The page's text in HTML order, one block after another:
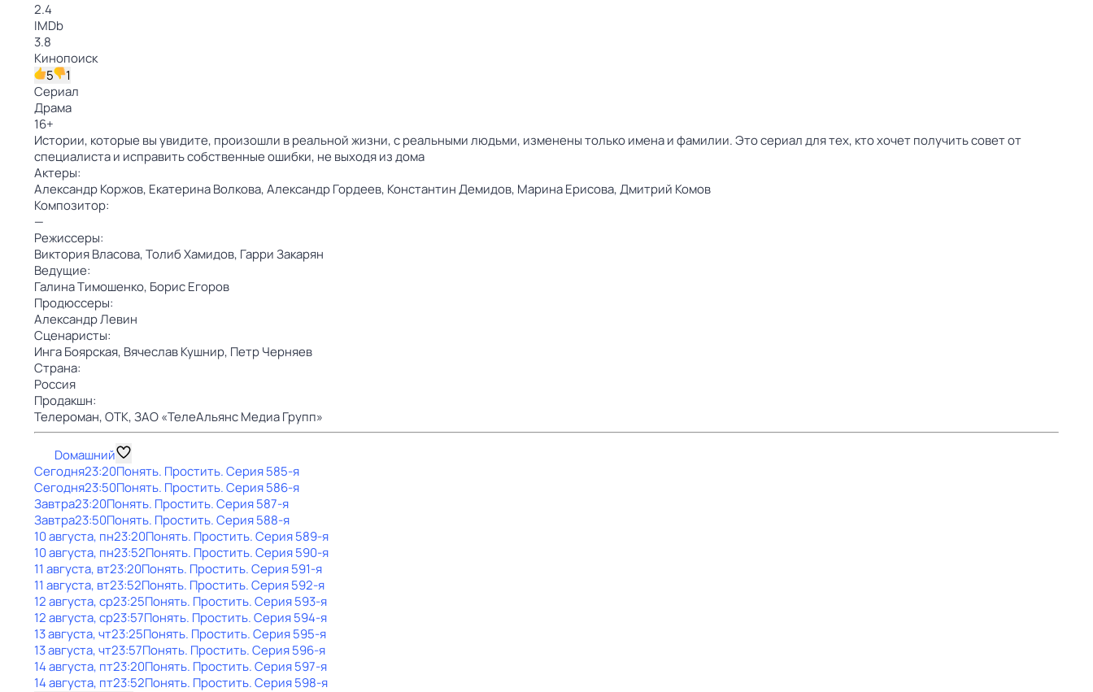
2.4
IMDb
3.8
Кинопоиск
5
1
Сериал
Драма
16+
Истории, которые вы увидите, произошли в реальной жизни, с реальными людьми, изменены только имена и фамилии. Это сериал для тех, кто хочет получить совет от
специалиста и исправить собственные ошибки, не выходя из дома
Актеры:
Александр Коржов, Екатерина Волкова,Александр Гордеев, Константин Демидов, Марина Ерисова,Дмитрий Комов
Композитор:
—
Режиссеры:
Виктория Власова,Толиб Хамидов, Гарри Закарян
Ведущие:
Галина Тимошенко, Борис Егоров
Продюссеры:
Александр Левин
Сценаристы:
Инга Боярская, Вячеслав Кушнир, Петр Черняев
Страна:
Россия
Продакшн:
Телероман,ОТК,ЗАО «ТелеАльянс Медиа Групп»
Dомашний
Сегодня23:20Понять. Простить. Серия 585-я
Сегодня23:50Понять. Простить. Серия 586-я
Завтра23:20Понять. Простить. Серия 587-я
Завтра23:50Понять. Простить. Серия 588-я
10 августа, пн23:20Понять. Простить. Серия 589-я
10 августа, пн23:52Понять. Простить. Серия 590-я
11 августа, вт23:20Понять. Простить. Серия 591-я
11 августа, вт23:52Понять. Простить. Серия 592-я
12 августа, ср23:25Понять. Простить. Серия 593-я
12 августа, ср23:57Понять. Простить. Серия 594-я
13 августа, чт23:25Понять. Простить. Серия 595-я
13 августа, чт23:57Понять. Простить. Серия 596-я
14 августа, пт23:20Понять. Простить. Серия 597-я
14 августа, пт23:52Понять. Простить. Серия 598-я